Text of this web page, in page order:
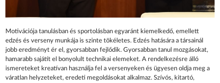
Motivációja tanulásban és sportolásban egyaránt kiemelkedő, emellett
edzés és verseny munkája is szinte tökéletes. Edzés hatására a társainál
jobb eredményt ér el, gyorsabban fejlődik. Gyorsabban tanul mozgásokat,
hamarabb sajátít el bonyolult technikai elemeket. A rendelkezésre álló
ismereteket kreatívan használja fel a versenyeken és ügyesen oldja meg a
váratlan helyzeteket, eredeti megoldásokat alkalmaz. Szívós, kitartó,